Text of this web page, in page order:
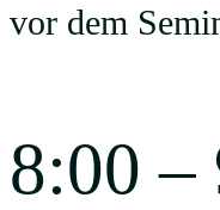
vor dem
8:00 –